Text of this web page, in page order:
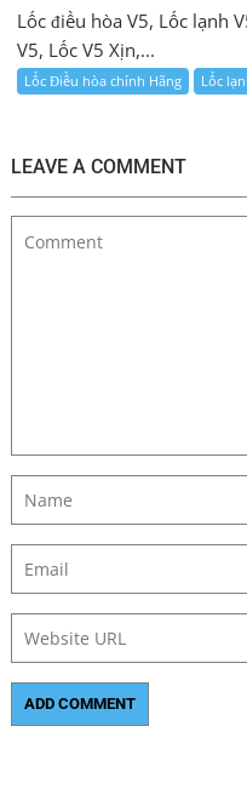
Lốc điều hòa V5, Lốc lạnh
V5, Lốc V5 Xịn,...
Lốc Điều hòa chính Hãng Lốc
LEAVE A COMMENT